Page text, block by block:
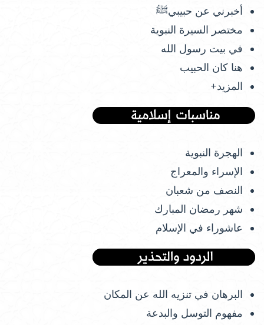
أخبرني عن حبيبيﷺ
مختصر السيرة النبوية
في بيت رسول الله
هنا كان الحبيب
المزيد+
الهجرة النبوية
الإسراء والمعراج
النصف من شعبان
شهر رمضان المبارك
عاشوراء في الإسلام
البرهان في تنزيه الله عن المكان
مفهوم التوسل والبدعة